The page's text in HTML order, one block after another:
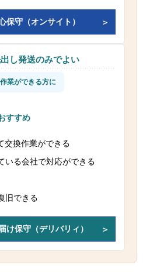
保守（オンサイト）
し発送のみでよい
業ができる方に
すすめ
交換作業ができる
いる会社で対応ができる
旧できる
け保守（デリバリィ）